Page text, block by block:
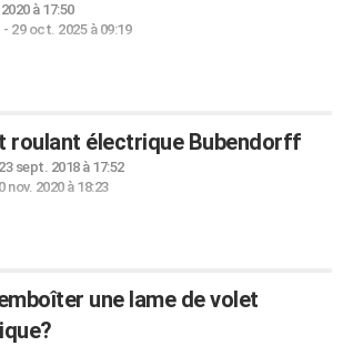
à 17:50
- 29 oct. 2025 à 09:19
roulant électrique Bubendorff
23 sept. 2018 à 17:52
nov. 2020 à 18:23
une lame de volet